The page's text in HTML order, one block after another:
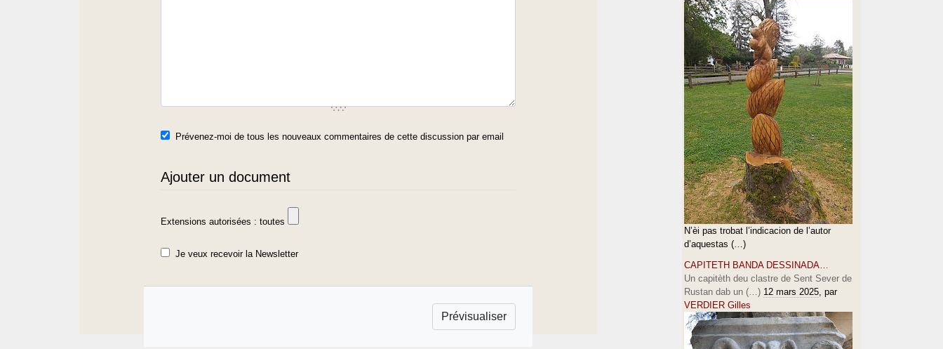
Prévenez-moi de tous les nouveaux commentaires de cette discussion par email
Ajouter un document
Extensions autorisées : toutes
Je veux recevoir la Newsletter
N’èi pas trobat l’indicacion de l’autor
d’aquestas (…)
CAPITETH BANDA DESSINADA…
Un capitèth deu clastre de Sent Sever de
Rustan dab un (…) 12 mars 2025, par
VERDIER Gilles